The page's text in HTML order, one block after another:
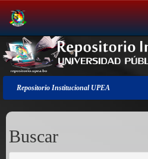
Salir
de
la
navegación
Repositorio Institucional UPEA
Buscar